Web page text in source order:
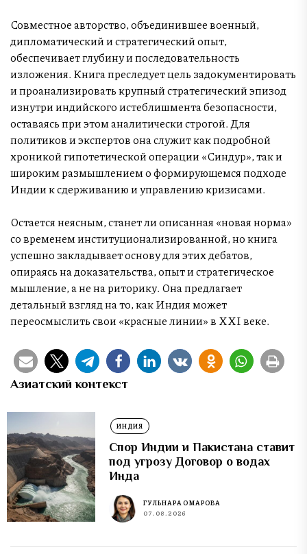
Совместное авторство, объединившее военный,
дипломатический и стратегический опыт,
обеспечивает глубину и последовательность
изложения. Книга преследует цель задокументировать
и проанализировать крупный стратегический эпизод
изнутри индийского истеблишмента безопасности,
оставаясь при этом аналитически строгой. Для
политиков и экспертов она служит как подробной
хроникой гипотетической операции «Синдур», так и
широким размышлением о формирующемся подходе
Индии к сдерживанию и управлению кризисами.
Остается неясным, станет ли описанная «новая норма»
со временем институционализированной, но книга
успешно закладывает основу для этих дебатов,
опираясь на доказательства, опыт и стратегическое
мышление, а не на риторику. Она предлагает
детальный взгляд на то, как Индия может
переосмыслить свои «красные линии» в XXI веке.
Азиатский контекст
ИНДИЯ
Спор Индии и Пакистана ставит
под угрозу Договор о водах
Инда
ГУЛЬНАРА ОМАРОВА
07.08.2026